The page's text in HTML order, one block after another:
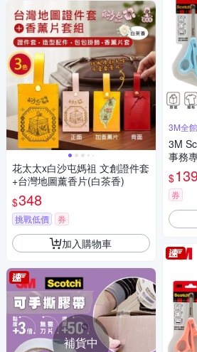
花太太x白沙屯媽祖 文創證件套
+台灣地圖薰香片(白茶香)
$348
挑戰低價 券
加入購物車
補貨中
3M全
3M
事務
出貨)
$
券